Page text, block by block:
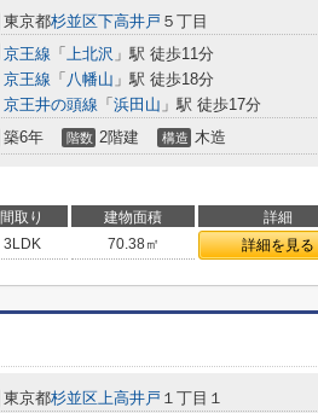
東京都杉並区下高井戸 ５丁目
京王線 「 上北沢 」駅 徒歩11分
京王線 「 八幡山 」駅 徒歩18分
京王井の頭線 「 浜田山 」駅 徒歩17分
築6年 階数 2階建 構造 木造
間取り 建物面積 詳細
3LDK 70.38㎡ 詳細を見る
東京都杉並区上高井戸 １丁目１